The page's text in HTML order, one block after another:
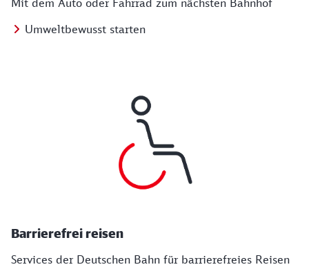
Mit dem Auto oder Fahrrad zum nächsten Bahnhof
Umweltbewusst starten
Barrierefrei reisen
Services der Deutschen Bahn für barrierefreies Reisen